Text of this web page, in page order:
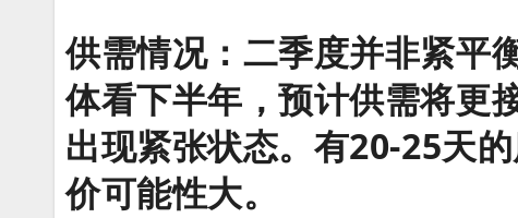
供需情况： 二季度并非紧平
体看下半年，预计供需将更
出现紧张状态。 有20-25天
价可能性大。